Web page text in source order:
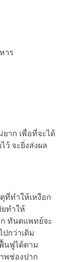
าร
ยาก เพื่อที่จะได้
ว้ จะยิ่งส่งผล
ที่ทำให้เหงือก
ทำให้
ก ทันตแพทย์จะ
กว่าเดิม
นฟูได้ตาม
พช่องปาก